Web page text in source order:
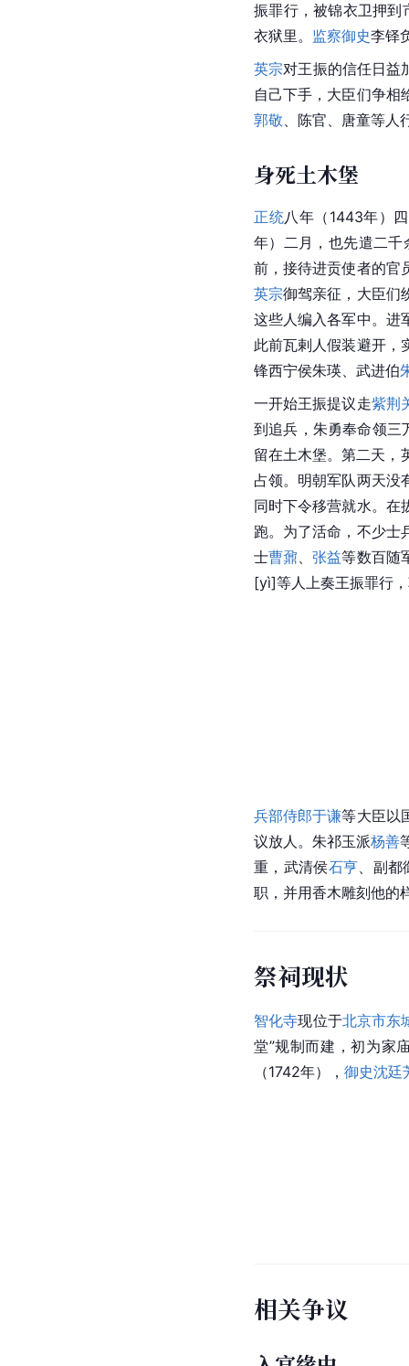
振罪行，被锦衣卫押到
衣狱里。 监察御史李铎
英宗对王振的信任日益
自己下手，大臣们争相
郭敬、陈官、唐童等人
身死土木堡
正统八年（1443年）
年）二月，也先遣二
前，接待进贡使者的官
英宗御驾亲征，大臣们
这些人编入各军中。进
此前瓦剌人假装避开，
锋西宁侯朱瑛、武进伯
一开始王振提议走紫荆
到追兵，朱勇奉命领三
留在土木堡。第二天，
占领。明朝军队两天没
同时下令移营就水。在
跑。为了活命，不少士
士曹鼐、张益等数百随
[yì]等人上奏王振罪行
兵部侍郎于谦等大臣以
议放人。朱祁玉派杨善
重，武清侯石亨、副都
职，并用香木雕刻他的
祭祠现状
智化寺现位于北京市东
堂”规制而建，初为家
（1742年）， 御史沈廷
相关争议